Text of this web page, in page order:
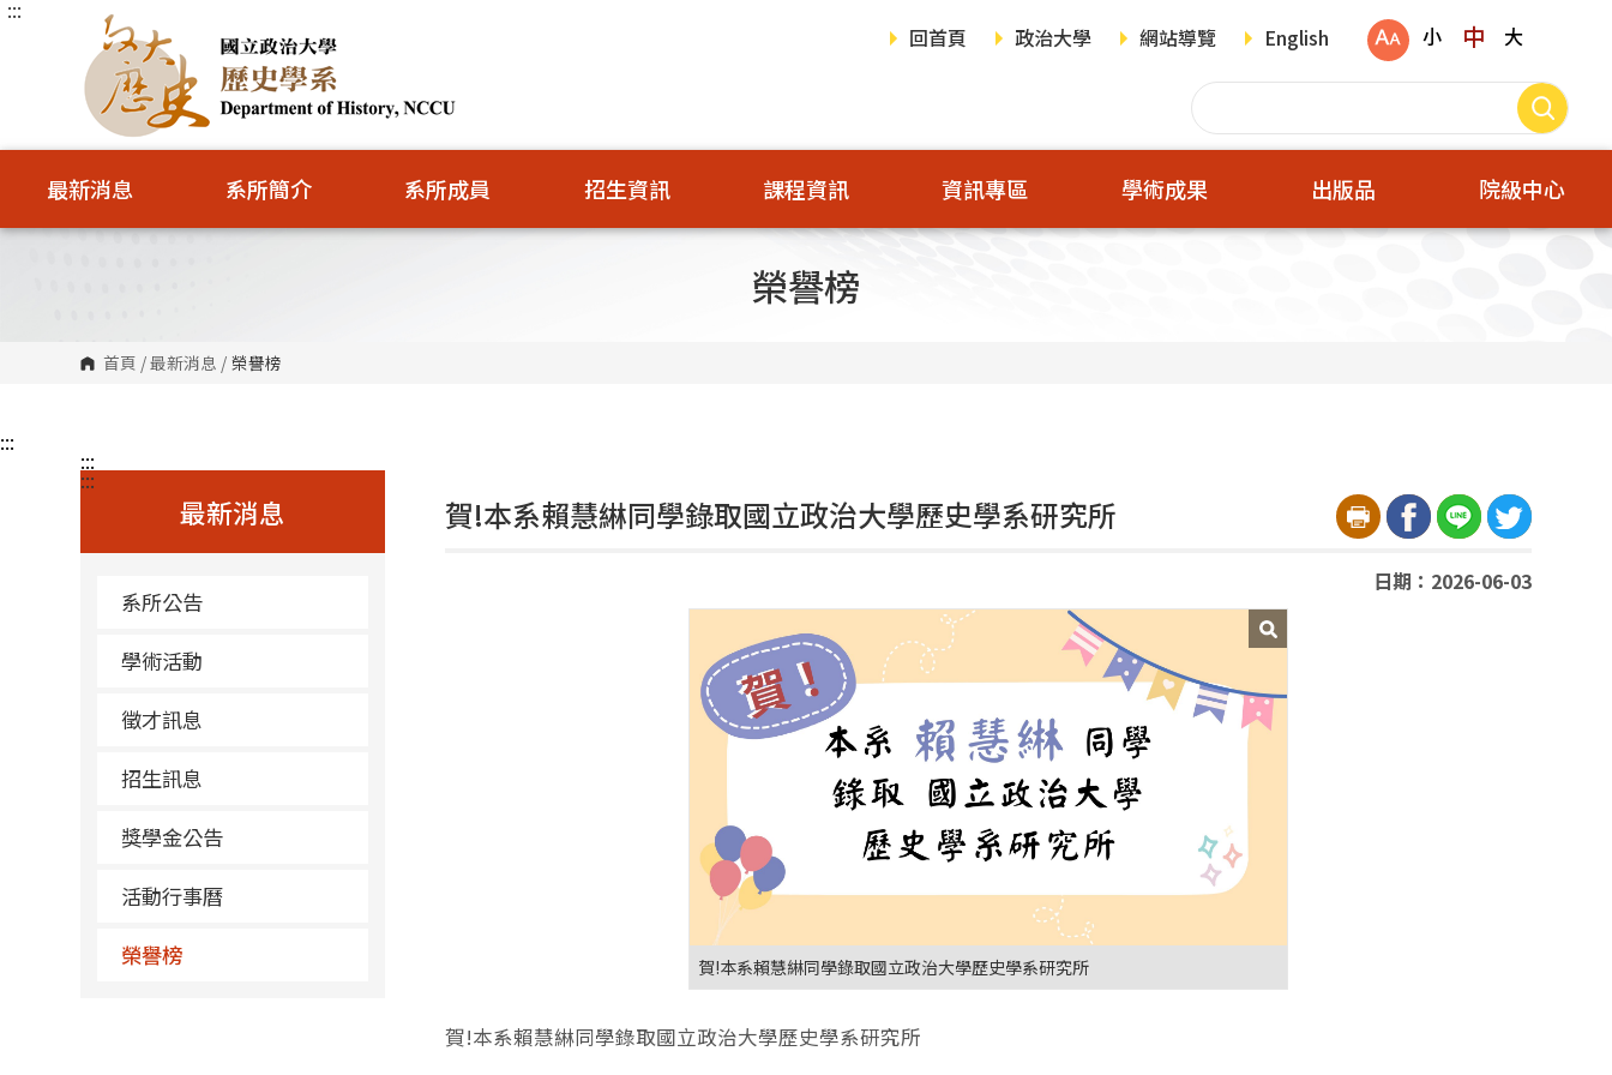
跳
塊
:::
回首頁
政治大學 網站導覽 English 小 中 大
最新消息 系所簡介 系所成員 招生資訊 課程資訊 資訊專區 學術成果 出版品 院級中心
榮譽榜
首頁 /最新消息 / 榮譽榜
:::
:::
最新消息
系所公告
學術活動
徵才訊息
招生訊息
獎學金公告
活動行事曆
榮譽榜
:::
賀!本系賴慧綝同學錄取國立政治大學歷史學系研究所
日期：2026-06-03
賀!本系賴慧綝同學錄取國立政治大學歷史學系研究所
賀!本系賴慧綝同學錄取國立政治大學歷史學系研究所